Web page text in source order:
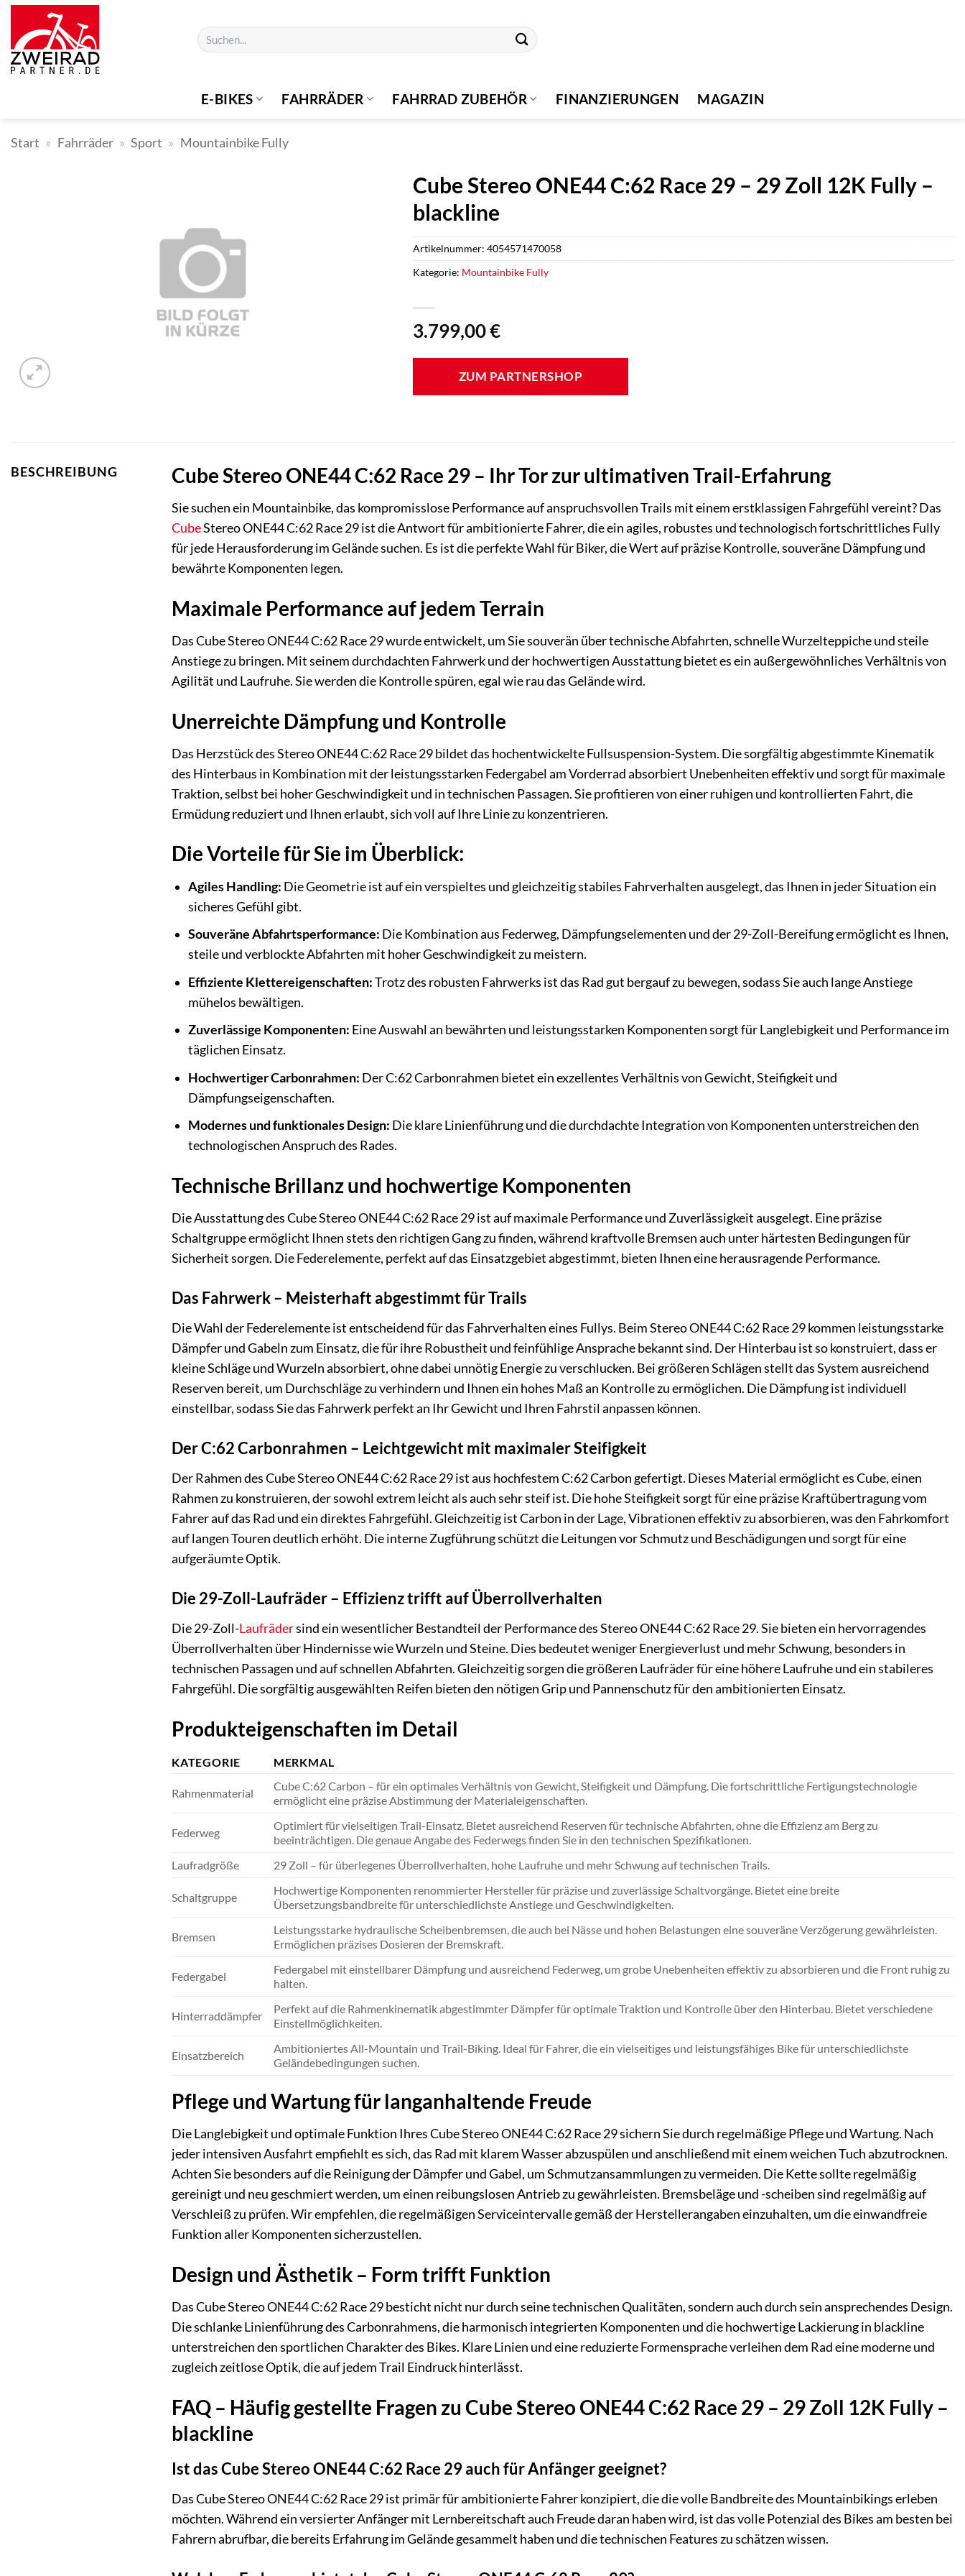
Zum
Inhalt
springen
Suchen
nach:
E-BIKES FAHRRÄDER FAHRRAD ZUBEHÖR FINANZIERUNGEN MAGAZIN
Start » Fahrräder » Sport » Mountainbike Fully
Cube Stereo ONE44 C:62 Race 29 – 29 Zoll 12K Fully –
blackline
3.799,00€
ZUM PARTNERSHOP
Artikelnummer: 4054571470058
Kategorie: Mountainbike Fully
BESCHREIBUNG Cube Stereo ONE44 C:62 Race 29 – Ihr Tor zur ultimativen Trail-Erfahrung
Sie suchen ein Mountainbike, das kompromisslose Performance auf anspruchsvollen Trails mit einem erstklassigen Fahrgefühl vereint? Das
CubeStereo ONE44 C:62 Race 29 ist die Antwort für ambitionierte Fahrer, die ein agiles, robustes und technologisch fortschrittliches Fully
für jede Herausforderung im Gelände suchen. Es ist die perfekte Wahl für Biker, die Wert auf präzise Kontrolle, souveräne Dämpfung und
bewährte Komponenten legen.
Maximale Performance auf jedem Terrain
Das Cube Stereo ONE44 C:62 Race 29 wurde entwickelt, um Sie souverän über technische Abfahrten, schnelle Wurzelteppiche und steile
Anstiege zu bringen. Mit seinem durchdachten Fahrwerk und der hochwertigen Ausstattung bietet es ein außergewöhnliches Verhältnis von
Agilität und Laufruhe. Sie werden die Kontrolle spüren, egal wie rau das Gelände wird.
Unerreichte Dämpfung und Kontrolle
Das Herzstück des Stereo ONE44 C:62 Race 29 bildet das hochentwickelte Fullsuspension-System. Die sorgfältig abgestimmte Kinematik
des Hinterbaus in Kombination mit der leistungsstarken Federgabel am Vorderrad absorbiert Unebenheiten effektiv und sorgt für maximale
Traktion, selbst bei hoher Geschwindigkeit und in technischen Passagen. Sie profitieren von einer ruhigen und kontrollierten Fahrt, die
Ermüdung reduziert und Ihnen erlaubt, sich voll auf Ihre Linie zu konzentrieren.
Die Vorteile für Sie im Überblick:
Agiles Handling: Die Geometrie ist auf ein verspieltes und gleichzeitig stabiles Fahrverhalten ausgelegt, das Ihnen in jeder Situation ein
sicheres Gefühl gibt.
Souveräne Abfahrtsperformance: Die Kombination aus Federweg, Dämpfungselementen und der 29-Zoll-Bereifung ermöglicht es Ihnen,
steile und verblockte Abfahrten mit hoher Geschwindigkeit zu meistern.
Effiziente Klettereigenschaften:Trotz des robusten Fahrwerks ist das Rad gut bergauf zu bewegen, sodass Sie auch lange Anstiege
mühelos bewältigen.
Zuverlässige Komponenten: Eine Auswahl an bewährten und leistungsstarken Komponenten sorgt für Langlebigkeit und Performance im
täglichen Einsatz.
Hochwertiger Carbonrahmen: Der C:62 Carbonrahmen bietet ein exzellentes Verhältnis von Gewicht, Steifigkeit und
Dämpfungseigenschaften.
Modernes und funktionales Design: Die klare Linienführung und die durchdachte Integration von Komponenten unterstreichen den
technologischen Anspruch des Rades.
Technische Brillanz und hochwertige Komponenten
Die Ausstattung des Cube Stereo ONE44 C:62 Race 29 ist auf maximale Performance und Zuverlässigkeit ausgelegt. Eine präzise
Schaltgruppe ermöglicht Ihnen stets den richtigen Gang zu finden, während kraftvolle Bremsen auch unter härtesten Bedingungen für
Sicherheit sorgen. Die Federelemente, perfekt auf das Einsatzgebiet abgestimmt, bieten Ihnen eine herausragende Performance.
Das Fahrwerk – Meisterhaft abgestimmt für Trails
Die Wahl der Federelemente ist entscheidend für das Fahrverhalten eines Fullys. Beim Stereo ONE44 C:62 Race 29 kommen leistungsstarke
Dämpfer und Gabeln zum Einsatz, die für ihre Robustheit und feinfühlige Ansprache bekannt sind. Der Hinterbau ist so konstruiert, dass er
kleine Schläge und Wurzeln absorbiert, ohne dabei unnötig Energie zu verschlucken. Bei größeren Schlägen stellt das System ausreichend
Reserven bereit, um Durchschläge zu verhindern und Ihnen ein hohes Maß an Kontrolle zu ermöglichen. Die Dämpfung ist individuell
einstellbar, sodass Sie das Fahrwerk perfekt an Ihr Gewicht und Ihren Fahrstil anpassen können.
Der C:62 Carbonrahmen – Leichtgewicht mit maximaler Steifigkeit
Der Rahmen des Cube Stereo ONE44 C:62 Race 29 ist aus hochfestem C:62 Carbon gefertigt. Dieses Material ermöglicht es Cube, einen
Rahmen zu konstruieren, der sowohl extrem leicht als auch sehr steif ist. Die hohe Steifigkeit sorgt für eine präzise Kraftübertragung vom
Fahrer auf das Rad und ein direktes Fahrgefühl. Gleichzeitig ist Carbon in der Lage, Vibrationen effektiv zu absorbieren, was den Fahrkomfort
auf langen Touren deutlich erhöht. Die interne Zugführung schützt die Leitungen vor Schmutz und Beschädigungen und sorgt für eine
aufgeräumte Optik.
Die 29-Zoll-Laufräder – Effizienz trifft auf Überrollverhalten
Die 29-Zoll-Laufrädersind ein wesentlicher Bestandteil der Performance des Stereo ONE44 C:62 Race 29. Sie bieten ein hervorragendes
Überrollverhalten über Hindernisse wie Wurzeln und Steine. Dies bedeutet weniger Energieverlust und mehr Schwung, besonders in
technischen Passagen und auf schnellen Abfahrten. Gleichzeitig sorgen die größeren Laufräder für eine höhere Laufruhe und ein stabileres
Fahrgefühl. Die sorgfältig ausgewählten Reifen bieten den nötigen Grip und Pannenschutz für den ambitionierten Einsatz.
Produkteigenschaften im Detail
KATEGORIE MERKMAL
Rahmenmaterial
Cube C:62 Carbon – für ein optimales Verhältnis von Gewicht, Steifigkeit und Dämpfung. Die fortschrittliche Fertigungstechnologie
ermöglicht eine präzise Abstimmung der Materialeigenschaften.
Federweg
Optimiert für vielseitigen Trail-Einsatz. Bietet ausreichend Reserven für technische Abfahrten, ohne die Effizienz am Berg zu
beeinträchtigen. Die genaue Angabe des Federwegs finden Sie in den technischen Spezifikationen.
Laufradgröße
29 Zoll – für überlegenes Überrollverhalten, hohe Laufruhe und mehr Schwung auf technischen Trails.
Schaltgruppe
Hochwertige Komponenten renommierter Hersteller für präzise und zuverlässige Schaltvorgänge. Bietet eine breite
Übersetzungsbandbreite für unterschiedlichste Anstiege und Geschwindigkeiten.
Bremsen
Leistungsstarke hydraulische Scheibenbremsen, die auch bei Nässe und hohen Belastungen eine souveräne Verzögerung gewährleisten.
Ermöglichen präzises Dosieren der Bremskraft.
Federgabel
Federgabel mit einstellbarer Dämpfung und ausreichend Federweg, um grobe Unebenheiten effektiv zu absorbieren und die Front ruhig zu
halten.
Hinterraddämpfer
Perfekt auf die Rahmenkinematik abgestimmter Dämpfer für optimale Traktion und Kontrolle über den Hinterbau. Bietet verschiedene
Einstellmöglichkeiten.
Einsatzbereich
Ambitioniertes All-Mountain und Trail-Biking. Ideal für Fahrer, die ein vielseitiges und leistungsfähiges Bike für unterschiedlichste
Geländebedingungen suchen.
Pflege und Wartung für langanhaltende Freude
Die Langlebigkeit und optimale Funktion Ihres Cube Stereo ONE44 C:62 Race 29 sichern Sie durch regelmäßige Pflege und Wartung. Nach
jeder intensiven Ausfahrt empfiehlt es sich, das Rad mit klarem Wasser abzuspülen und anschließend mit einem weichen Tuch abzutrocknen.
Achten Sie besonders auf die Reinigung der Dämpfer und Gabel, um Schmutzansammlungen zu vermeiden. Die Kette sollte regelmäßig
gereinigt und neu geschmiert werden, um einen reibungslosen Antrieb zu gewährleisten. Bremsbeläge und -scheiben sind regelmäßig auf
Verschleiß zu prüfen. Wir empfehlen, die regelmäßigen Serviceintervalle gemäß der Herstellerangaben einzuhalten, um die einwandfreie
Funktion aller Komponenten sicherzustellen.
Design und Ästhetik – Form trifft Funktion
Das Cube Stereo ONE44 C:62 Race 29 besticht nicht nur durch seine technischen Qualitäten, sondern auch durch sein ansprechendes Design.
Die schlanke Linienführung des Carbonrahmens, die harmonisch integrierten Komponenten und die hochwertige Lackierung in blackline
unterstreichen den sportlichen Charakter des Bikes. Klare Linien und eine reduzierte Formensprache verleihen dem Rad eine moderne und
zugleich zeitlose Optik, die auf jedem Trail Eindruck hinterlässt.
FAQ – Häufig gestellte Fragen zu Cube Stereo ONE44 C:62 Race 29 – 29 Zoll 12K Fully –
blackline
Ist das Cube Stereo ONE44 C:62 Race 29 auch für Anfänger geeignet?
Das Cube Stereo ONE44 C:62 Race 29 ist primär für ambitionierte Fahrer konzipiert, die die volle Bandbreite des Mountainbikings erleben
möchten. Während ein versierter Anfänger mit Lernbereitschaft auch Freude daran haben wird, ist das volle Potenzial des Bikes am besten bei
Fahrern abrufbar, die bereits Erfahrung im Gelände gesammelt haben und die technischen Features zu schätzen wissen.